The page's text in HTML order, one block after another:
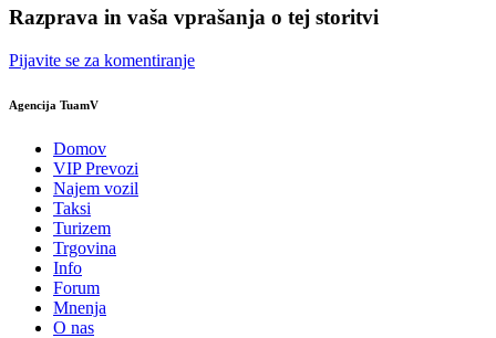
Razprava in vaša vprašanja o tej storitvi
Pijavite se za komentiranje
Agencija TuamV
Domov
VIP Prevozi
Najem vozil
Taksi
Turizem
Trgovina
Info
Forum
Mnenja
O nas